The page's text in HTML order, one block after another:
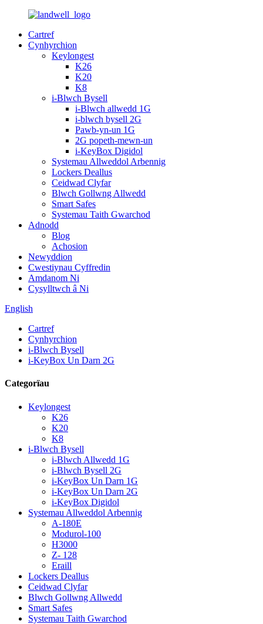
Cartref
Cynhyrchion
Keylongest
K26
K20
K8
i-Blwch Bysell
i-Blwch allwedd 1G
i-blwch bysell 2G
Pawb-yn-un 1G
2G popeth-mewn-un
i-KeyBox Digidol
Systemau Allweddol Arbennig
Lockers Deallus
Ceidwad Clyfar
Blwch Gollwng Allwedd
Smart Safes
Systemau Taith Gwarchod
Adnodd
Blog
Achosion
Newyddion
Cwestiynau Cyffredin
Amdanom Ni
Cysylltwch â Ni
English
Cartref
Cynhyrchion
i-Blwch Bysell
i-KeyBox Un Darn 2G
Categorïau
Keylongest
K26
K20
K8
i-Blwch Bysell
i-Blwch Allwedd 1G
i-Blwch Bysell 2G
i-KeyBox Un Darn 1G
i-KeyBox Un Darn 2G
i-KeyBox Digidol
Systemau Allweddol Arbennig
A-180E
Modurol-100
H3000
Z- 128
Eraill
Lockers Deallus
Ceidwad Clyfar
Blwch Gollwng Allwedd
Smart Safes
Systemau Taith Gwarchod